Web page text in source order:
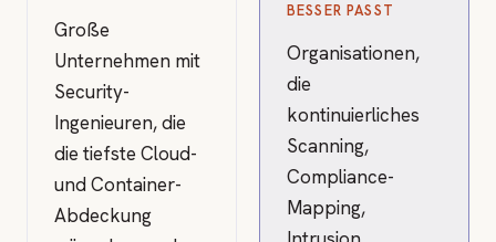
Große
Unternehmen mit
Security-
Ingenieuren, die
die tiefste Cloud-
und Container-
Abdeckung
BESSER PASST
Organisationen,
die
kontinuierliches
Scanning,
Compliance-
Mapping,